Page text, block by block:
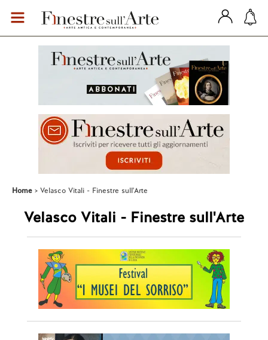
Home Velasco Vitali - Finestre sull'Arte
Velasco Vitali - Finestre sull'Arte